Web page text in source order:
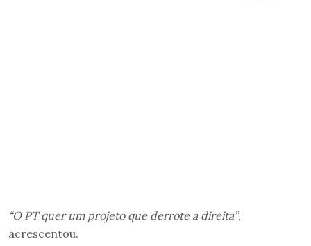
“O PT quer um projeto que derrote a direita”,
acrescentou.